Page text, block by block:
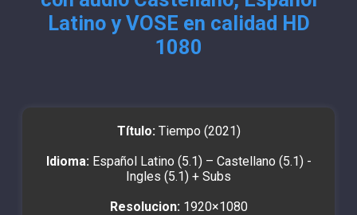
Latino y VOSE en calidad HD
1080
Título: Tiempo (2021)
Idioma: Español Latino (5.1) – Castellano (5.1) -
Ingles (5.1) + Subs
Resolucion: 1920×1080